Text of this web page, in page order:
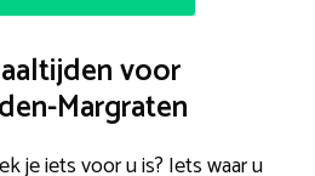
voor
Margraten
je iets voor u is? Iets waar u